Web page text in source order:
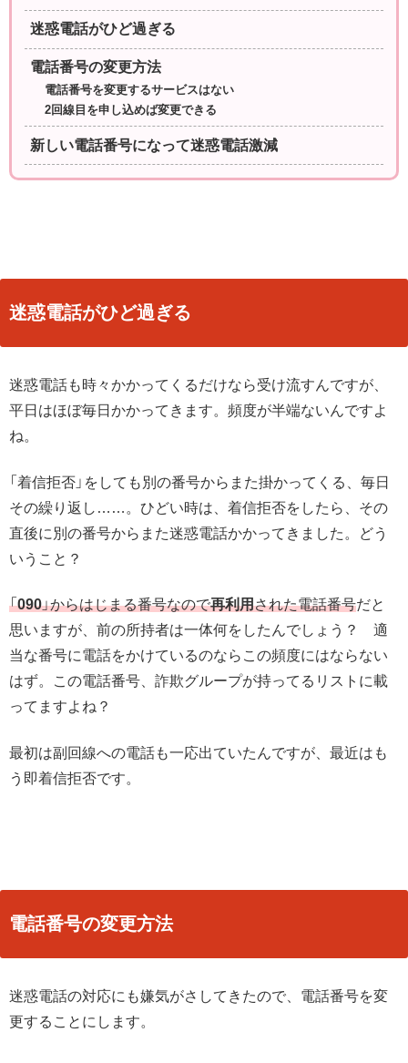
迷惑電話がひど過ぎる
電話番号の変更方法
電話番号を変更するサービスはない
2回線目を申し込めば変更できる
新しい電話番号になって迷惑電話激減
迷惑電話がひど過ぎる
迷惑電話も時々かかってくるだけなら受け流すんですが、
平日はほぼ毎日かかってきます。頻度が半端ないんですよ
ね。
「着信拒否」をしても別の番号からまた掛かってくる、毎日
その繰り返し……。ひどい時は、着信拒否をしたら、その
直後に別の番号からまた迷惑電話かかってきました。どう
いうこと？
「090」からはじまる番号なので再利用された電話番号だと
思いますが、前の所持者は一体何をしたんでしょう？ 適
当な番号に電話をかけているのならこの頻度にはならない
はず。この電話番号、詐欺グループが持ってるリストに載
ってますよね？
最初は副回線への電話も一応出ていたんですが、最近はも
う即着信拒否です。
電話番号の変更方法
迷惑電話の対応にも嫌気がさしてきたので、電話番号を変
更することにします。